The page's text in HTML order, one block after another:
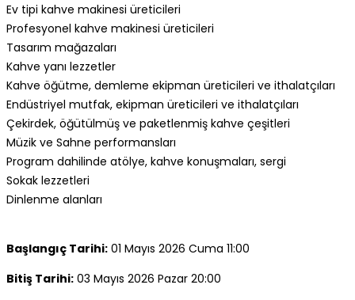
Ev tipi kahve makinesi üreticileri
Profesyonel kahve makinesi üreticileri
Tasarım mağazaları
Kahve yanı lezzetler
Kahve öğütme, demleme ekipman üreticileri ve ithalatçıları
Endüstriyel mutfak, ekipman üreticileri ve ithalatçıları
Çekirdek, öğütülmüş ve paketlenmiş kahve çeşitleri
Müzik ve Sahne performansları
Program dahilinde atölye, kahve konuşmaları, sergi
Sokak lezzetleri
Dinlenme alanları
Başlangıç Tarihi:01 Mayıs 2026 Cuma 11:00
Bitiş Tarihi:03 Mayıs 2026 Pazar 20:00